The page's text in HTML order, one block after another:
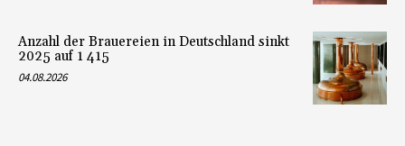
Anzahl der Brauereien in Deutschland sinkt
2025 auf 1 415
04.08.2026